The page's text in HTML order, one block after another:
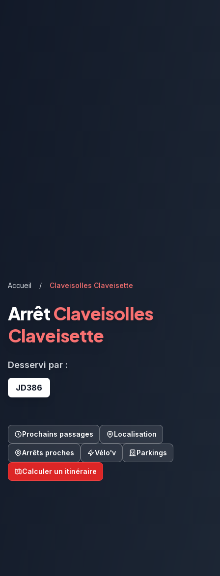
Accueil / Claveisolles Claveisette
ArrêtClaveisolles
Claveisette
Desservi par :
JD386
Prochains passages Localisation
Arrêts proches Vélo'v Parkings
Calculer un itinéraire